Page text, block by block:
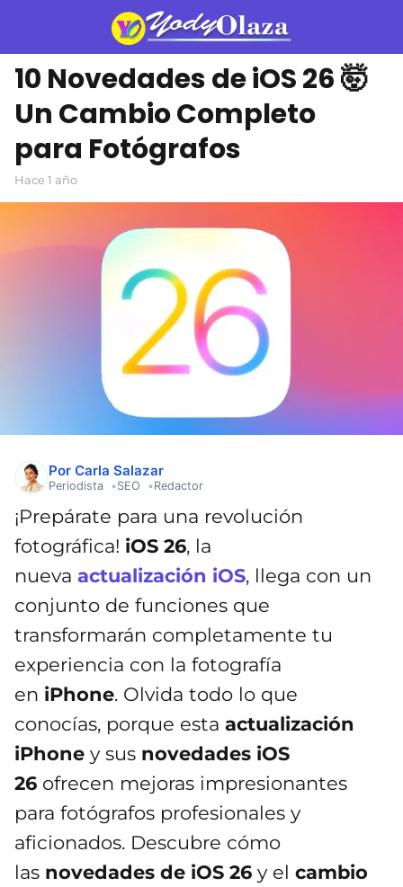
10 Novedades de iOS 26 🤯
Un Cambio Completo
para Fotógrafos
hace 1 año
Por Carla Salazar
Periodista SEO Redactor
¡Prepárate para una revolución
fotográfica! iOS 26, la
nueva actualización iOS, llega con un
conjunto de funciones que
transformarán completamente tu
experiencia con la fotografía
en iPhone. Olvida todo lo que
conocías, porque esta actualización
iPhone y sus novedades iOS
26 ofrecen mejoras impresionantes
para fotógrafos profesionales y
aficionados. Descubre cómo
las novedades de iOS 26 y el cambio